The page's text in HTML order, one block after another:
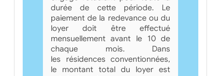
durée de cette période. Le
paiement de la redevance ou du
loyer doit être effectué
mensuellement avant le 10 de
chaque mois. Dans
les résidences conventionnées,
le montant total du loyer est